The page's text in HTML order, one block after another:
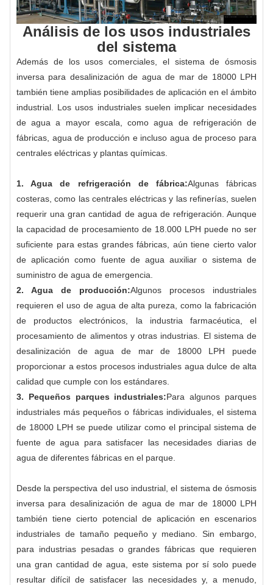
Análisis de los usos industriales
del sistema
Además de los usos comerciales, el sistema de ósmosis
inversa para desalinización de agua de mar de 18000 LPH
también tiene amplias posibilidades de aplicación en el ámbito
industrial. Los usos industriales suelen implicar necesidades
de agua a mayor escala, como agua de refrigeración de
fábricas, agua de producción e incluso agua de proceso para
centrales eléctricas y plantas químicas.
1. Agua de refrigeración de fábrica:Algunas fábricas
costeras, como las centrales eléctricas y las refinerías, suelen
requerir una gran cantidad de agua de refrigeración. Aunque
la capacidad de procesamiento de 18.000 LPH puede no ser
suficiente para estas grandes fábricas, aún tiene cierto valor
de aplicación como fuente de agua auxiliar o sistema de
suministro de agua de emergencia.
2. Agua de producción:Algunos procesos industriales
requieren el uso de agua de alta pureza, como la fabricación
de productos electrónicos, la industria farmacéutica, el
procesamiento de alimentos y otras industrias. El sistema de
desalinización de agua de mar de 18000 LPH puede
proporcionar a estos procesos industriales agua dulce de alta
calidad que cumple con los estándares.
3. Pequeños parques industriales:Para algunos parques
industriales más pequeños o fábricas individuales, el sistema
de 18000 LPH se puede utilizar como el principal sistema de
fuente de agua para satisfacer las necesidades diarias de
agua de diferentes fábricas en el parque.
Desde la perspectiva del uso industrial, el sistema de ósmosis
inversa para desalinización de agua de mar de 18000 LPH
también tiene cierto potencial de aplicación en escenarios
industriales de tamaño pequeño y mediano. Sin embargo,
para industrias pesadas o grandes fábricas que requieren
una gran cantidad de agua, este sistema por sí solo puede
resultar difícil de satisfacer las necesidades y, a menudo,